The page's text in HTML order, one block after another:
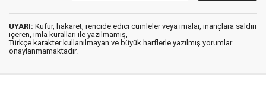
UYARI: Küfür, hakaret, rencide edici cümleler veya imalar, inançlara saldırı
içeren, imla kuralları ile yazılmamış,
Türkçe karakter kullanılmayan ve büyük harflerle yazılmış yorumlar
onaylanmamaktadır.